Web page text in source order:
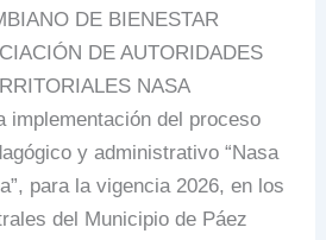
DE BIENESTAR
DE AUTORIDADES
NASA
implementación del proceso
y administrativo “Nasa
para la vigencia 2026, en los
del Municipio de Páez